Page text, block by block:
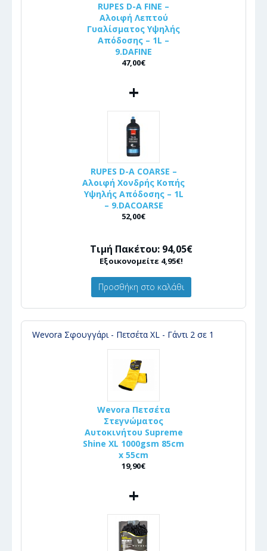
RUPES D-A FINE –
Αλοιφή Λεπτού
Γυαλίσματος Υψηλής
Απόδοσης – 1L –
9.DAFINE
47,00€
+
RUPES D-A COARSE –
Αλοιφή Χονδρής Κοπής
Υψηλής Απόδοσης – 1L
– 9.DACOARSE
52,00€
Τιμή Πακέτου: 94,05€
Εξοικονομείτε 4,95€!
Προσθήκη στο καλάθι
Wevora Σφουγγάρι - Πετσέτα XL - Γάντι 2 σε 1
Wevora Πετσέτα
Στεγνώματος
Αυτοκινήτου Supreme
Shine XL 1000gsm 85cm
x 55cm
19,90€
+